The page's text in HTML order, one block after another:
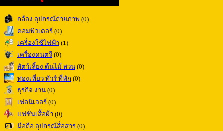
กล้อง อุปกรณ์ถ่ายภาพ (0)
คอมพิวเตอร์ (0)
เครื่องใช้ไฟฟ้า (1)
เครื่องดนตรี (0)
สัตว์เลี้ยง ต้นไม้ สวน (0)
ท่องเที่ยว ทัวร์ ที่พัก (0)
ธุรกิจ งาน (0)
เฟอนิเจอร์ (0)
แฟชั่นเสื้อผ้า (0)
มือถือ อุปกรณ์สื่อสาร (0)